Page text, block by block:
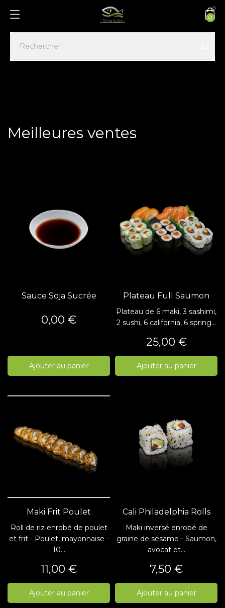
0
0
Meilleures ventes
Sauce Soja Sucrée
Prix
0,00 €
Ajouter au panier
Plateau Full Saumon
Plateau de 6 maki, 3 sashimi,
2 sushi, 6 california, 6 spring...
Prix
25,00 €
Ajouter au panier
Maki Frit Poulet
Roll de riz enrobé de poulet
et frit - Poulet, mayonnaise -
10...
Prix
11,00 €
Ajouter au panier
Cali Philadelphia Rolls
Maki inversé enrobé de
graine de sésame - Saumon,
avocat et...
Prix
7,50 €
Ajouter au panier